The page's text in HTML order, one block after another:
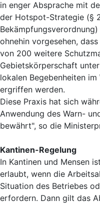
in enger Absprache mit
der Hotspot-Strategie (§
ohnehin vorgesehen,
von 200 weitere
Gebietskörperschaft
lokalen Begebenheiten
ergriffen werden.
Diese Praxis hat sich
Anwendung des Warn-
bewährt", so die
Kantinen-Regelung
In Kantinen und Mensen
erlaubt, wenn die
Situation des Betriebes
erfordern. Dann gilt das